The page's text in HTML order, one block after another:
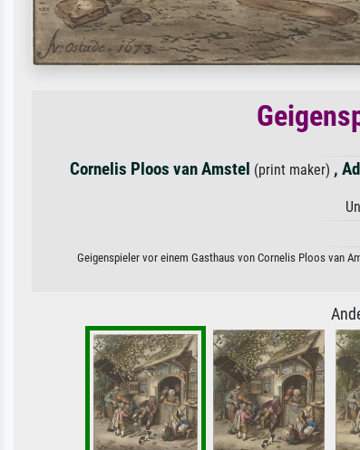
Cornelis Ploos van Amstel (print maker) ,
Geigenspieler vor einem Gasthaus von Cornelis Ploos van